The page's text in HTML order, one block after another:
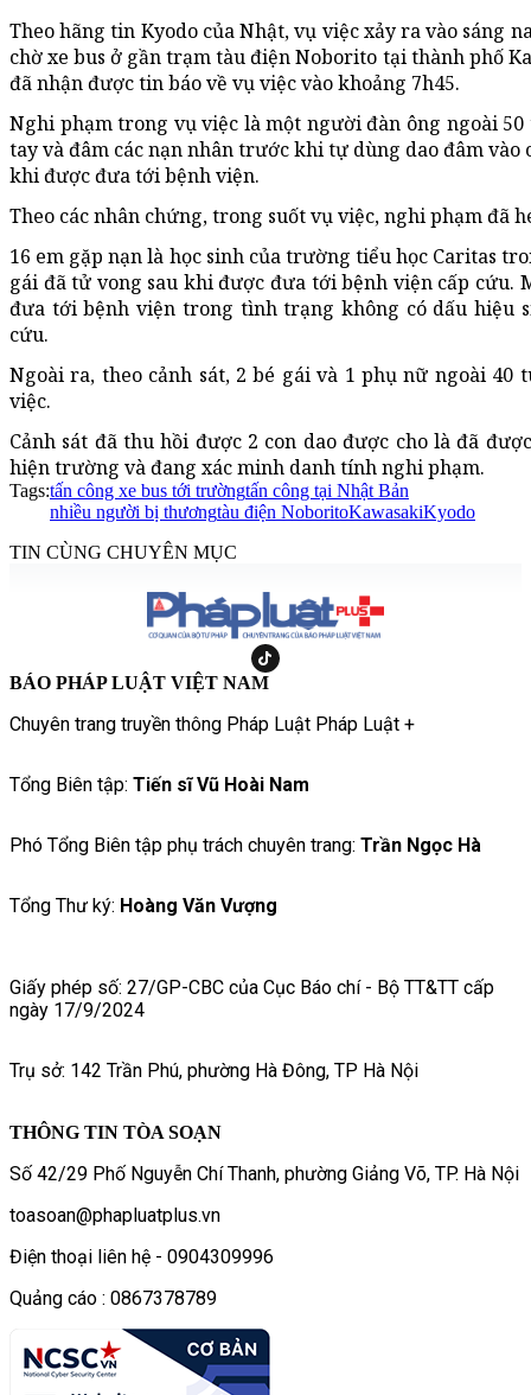
Theo hãng tin Kyodo của Nhật, vụ việc xảy ra vào sáng
chờ xe bus ở gần trạm tàu điện Noborito tại thành phố
đã nhận được tin báo về vụ việc vào khoảng 7h45.
Nghi phạm trong vụ việc là một người đàn ông ngoài 50
tay và đâm các nạn nhân trước khi tự dùng dao đâm vào
khi được đưa tới bệnh viện.
Theo các nhân chứng, trong suốt vụ việc, nghi phạm đã
16 em gặp nạn là học sinh của trường tiểu học Caritas
gái đã tử vong sau khi được đưa tới bệnh viện cấp cứu.
đưa tới bệnh viện trong tình trạng không có dấu hiệu
cứu.
Ngoài ra, theo cảnh sát, 2 bé gái và 1 phụ nữ ngoài
việc.
Cảnh sát đã thu hồi được 2 con dao được cho là đã
hiện trường và đang xác minh danh tính nghi phạm.
Tags:tấn công xe bus tới trườngtấn công tại Nhật Bản
nhiều người bị thươngtàu điện NoboritoKawasakiKyodo
TIN CÙNG CHUYÊN MỤC
BÁO PHÁP LUẬT VIỆT NAM
Chuyên trang truyền thông Pháp Luật Pháp Luật +
Tổng Biên tập: Tiến sĩ Vũ Hoài Nam
Phó Tổng Biên tập phụ trách chuyên trang: Trần Ngọc Hà
Tổng Thư ký: Hoàng Văn Vượng
Giấy phép số: 27/GP-CBC của Cục Báo chí - Bộ TT&TT cấp
ngày 17/9/2024
Trụ sở: 142 Trần Phú, phường Hà Đông, TP Hà Nội
THÔNG TIN TÒA SOẠN
Số 42/29 Phố Nguyễn Chí Thanh, phường Giảng Võ, TP. Hà Nội
toasoan@phapluatplus.vn
Điện thoại liên hệ - 0904309996
Quảng cáo : 0867378789